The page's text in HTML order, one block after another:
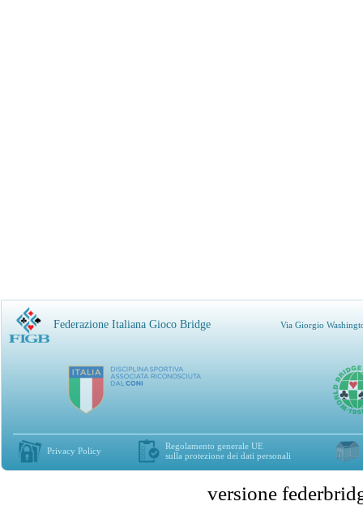
Federazione Italiana Gioco Bridge Via Giorgio
Privacy Policy
Regolamento generale UE
sulla protezione dei dati personali
versione